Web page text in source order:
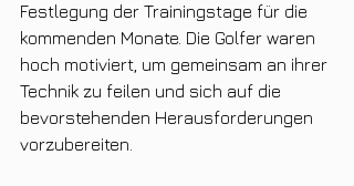
Festlegung der Trainingstage für die
kommenden Monate. Die Golfer waren
hoch motiviert, um gemeinsam an ihrer
Technik zu feilen und sich auf die
bevorstehenden Herausforderungen
vorzubereiten.